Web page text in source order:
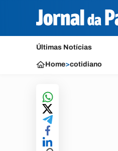
Últimas Notícias
Home>cotidiano